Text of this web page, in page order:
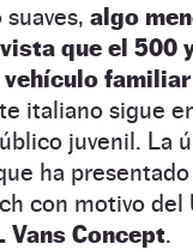
algo
que el 500
familiar
italiano sigue
juvenil. La
ha
con motivo del
Vans Concept.